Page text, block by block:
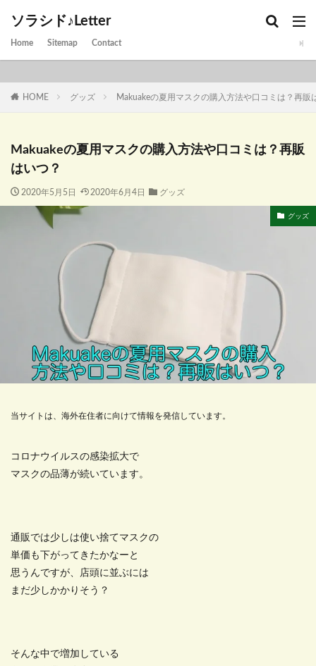
ソラシド♪Letter
Home Sitemap Contact
HOME グッズ Makuakeの夏用マスクの購入方法や口コミは？再販
Makuakeの夏用マスクの購入方法や口コミは？再販
はいつ？
2020年5月5日 2020年6月4日 グッズ
グッズ
当サイトは、海外在住者に向けて情報を発信しています。
コロナウイルスの感染拡大で
マスクの品薄が続いています。
通販では少しは使い捨てマスクの
単価も下がってきたかなーと
思うんですが、店頭に並ぶには
まだ少しかかりそう？
そんな中で増加している